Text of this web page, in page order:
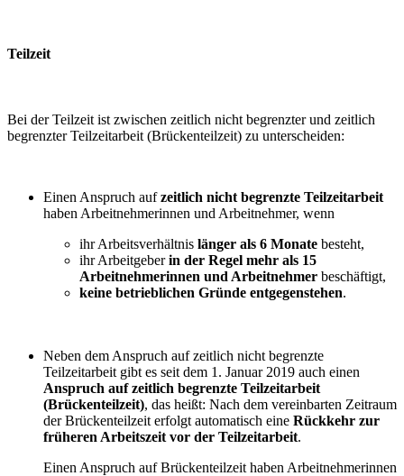
Teilzeit
Bei der Teilzeit ist zwischen zeitlich nicht begrenzter und zeitlich
begrenzter Teilzeitarbeit (Brückenteilzeit) zu unterscheiden:
Einen Anspruch aufzeitlich nicht begrenzte Teilzeitarbeit
haben Arbeitnehmerinnen und Arbeitnehmer, wenn
ihr Arbeitsverhältnis länger als 6 Monate besteht,
ihr Arbeitgeberin der Regel mehr als 15
Arbeitnehmerinnen und Arbeitnehmer beschäftigt,
keine betrieblichen Gründe entgegenstehen.
Neben dem Anspruch auf zeitlich nicht begrenzte
Teilzeitarbeit gibt es seit dem 1. Januar 2019 auch einen
Anspruch auf zeitlich begrenzte Teilzeitarbeit
(Brückenteilzeit), das heißt: Nach dem vereinbarten Zeitraum
der Brückenteilzeit erfolgt automatisch eine Rückkehr zur
früheren Arbeitszeit vor der Teilzeitarbeit.
Einen Anspruch auf Brückenteilzeit haben Arbeitnehmerinnen